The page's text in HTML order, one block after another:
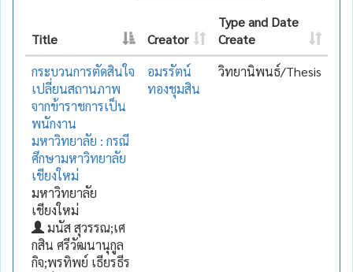
Title Creator
Type and Date
Create
กระบวนการตัดสินใจ
เปลี่ยนสถานภาพ
จากข้าราชการเป็น
พนักงาน
มหาวิทยาลัย : กรณี
ศึกษามหาวิทยาลัย
เชียงใหม่
มหาวิทยาลัย
เชียงใหม่
มนัส สุวรรณ;เศ
กสิน ศรีวัฒนานุกูล
กิจ;พรทิพย์ เธียรธีร
อมรรัตน์
ทองชุมสิน
วิทยานิพนธ์/Thesis